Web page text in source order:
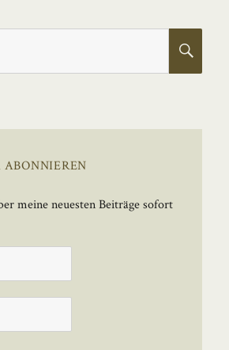
meine neuesten Beiträge sofort